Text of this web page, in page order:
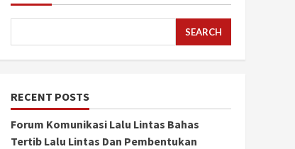
SEARCH
RECENT POSTS
Forum Komunikasi Lalu Lintas Bahas
Tertib Lalu Lintas Dan Pembentukan